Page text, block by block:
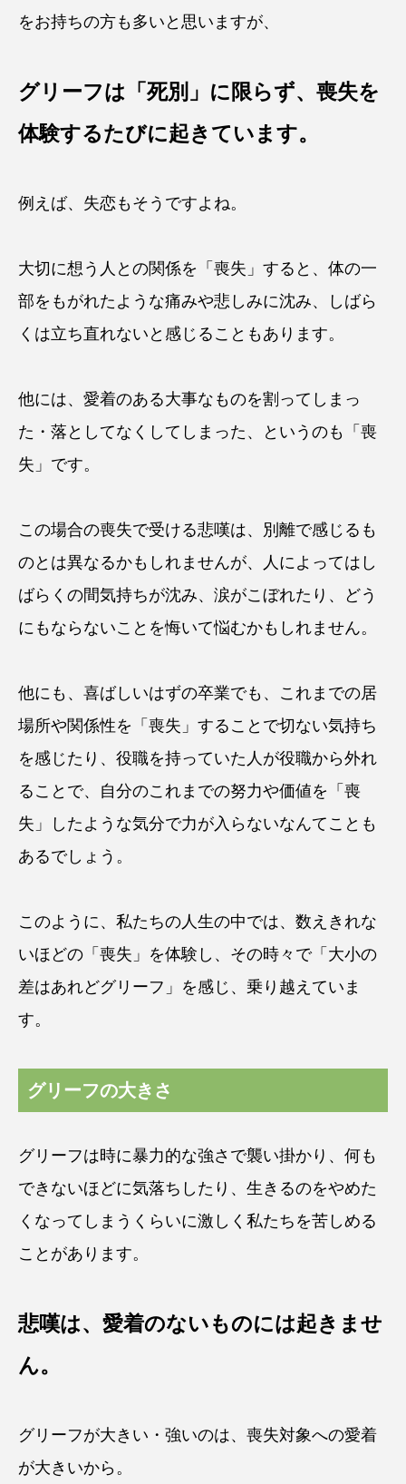
をお持ちの方も多いと思いますが、
グリーフは「死別」に限らず、喪失を
体験するたびに起きています。
例えば、失恋もそうですよね。
大切に想う人との関係を「喪失」すると、体の一
部をもがれたような痛みや悲しみに沈み、しばら
くは立ち直れないと感じることもあります。
他には、愛着のある大事なものを割ってしまっ
た・落としてなくしてしまった、というのも「喪
失」です。
この場合の喪失で受ける悲嘆は、別離で感じるも
のとは異なるかもしれませんが、人によってはし
ばらくの間気持ちが沈み、涙がこぼれたり、どう
にもならないことを悔いて悩むかもしれません。
他にも、喜ばしいはずの卒業でも、これまでの居
場所や関係性を「喪失」することで切ない気持ち
を感じたり、役職を持っていた人が役職から外れ
ることで、自分のこれまでの努力や価値を「喪
失」したような気分で力が入らないなんてことも
あるでしょう。
このように、私たちの人生の中では、数えきれな
いほどの「喪失」を体験し、その時々で「大小の
差はあれどグリーフ」を感じ、乗り越えていま
す。
グリーフの大きさ
グリーフは時に暴力的な強さで襲い掛かり、何も
できないほどに気落ちしたり、生きるのをやめた
くなってしまうくらいに激しく私たちを苦しめる
ことがあります。
悲嘆は、愛着のないものには起きませ
ん。
グリーフが大きい・強いのは、喪失対象への愛着
が大きいから。